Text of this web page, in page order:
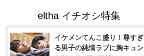
イケメンてんこ盛り！尊すぎ
る男子の純情ラブに胸キュン